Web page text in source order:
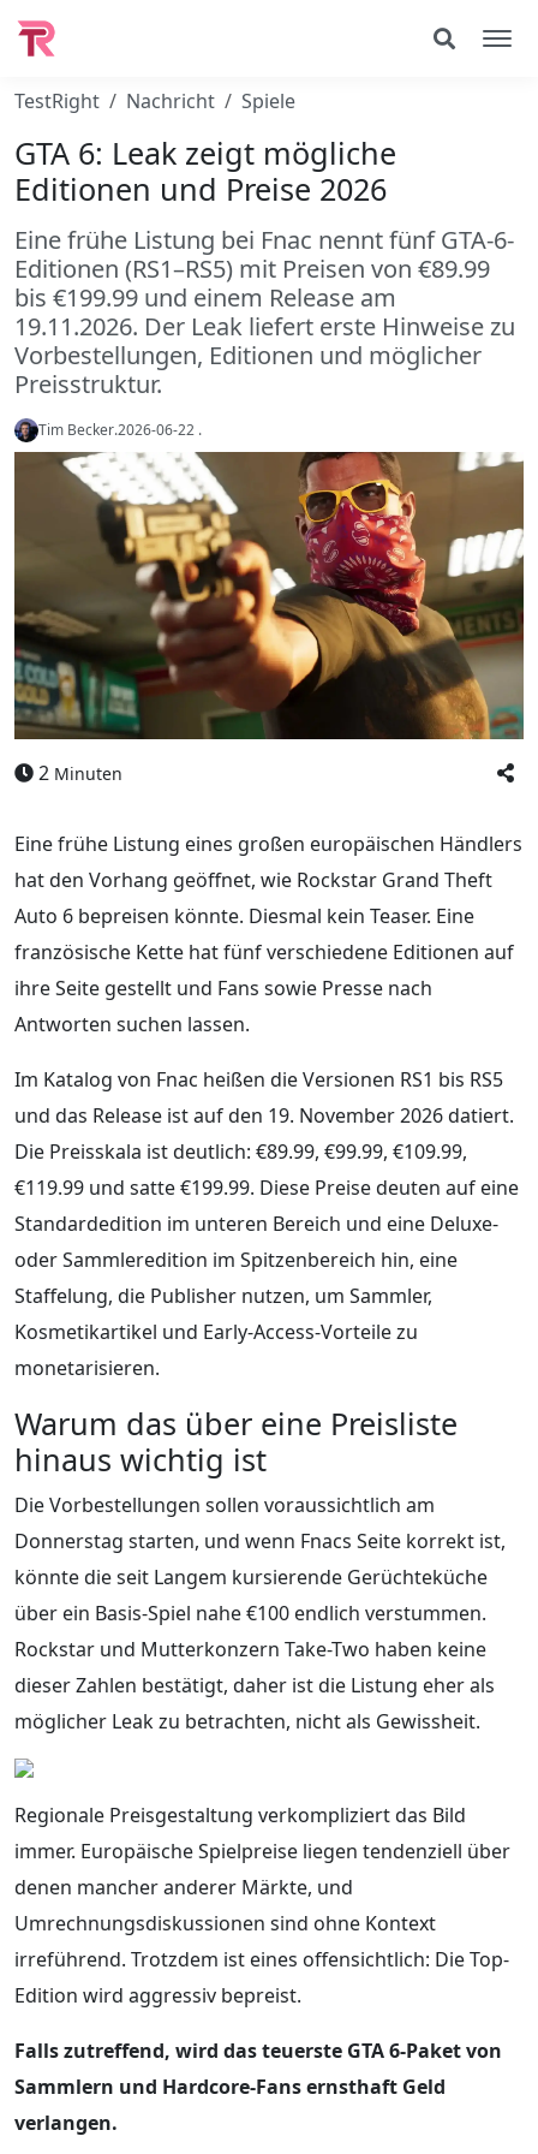
TestRight Nachricht Spiele
GTA 6: Leak zeigt mögliche
Editionen und Preise 2026
Eine frühe Listung bei Fnac nennt fünf GTA-6-
Editionen (RS1–RS5) mit Preisen von €89.99
bis €199.99 und einem Release am
19.11.2026. Der Leak liefert erste Hinweise zu
Vorbestellungen, Editionen und möglicher
Preisstruktur.
Tim Becker.2026-06-22 .
2 Minuten
Eine frühe Listung eines großen europäischen Händlers
hat den Vorhang geöffnet, wie Rockstar Grand Theft
Auto 6 bepreisen könnte. Diesmal kein Teaser. Eine
französische Kette hat fünf verschiedene Editionen auf
ihre Seite gestellt und Fans sowie Presse nach
Antworten suchen lassen.
Im Katalog von Fnac heißen die Versionen RS1 bis RS5
und das Release ist auf den 19. November 2026 datiert.
Die Preisskala ist deutlich: €89.99, €99.99, €109.99,
€119.99 und satte €199.99. Diese Preise deuten auf eine
Standardedition im unteren Bereich und eine Deluxe-
oder Sammleredition im Spitzenbereich hin, eine
Staffelung, die Publisher nutzen, um Sammler,
Kosmetikartikel und Early-Access-Vorteile zu
monetarisieren.
Warum das über eine Preisliste
hinaus wichtig ist
Die Vorbestellungen sollen voraussichtlich am
Donnerstag starten, und wenn Fnacs Seite korrekt ist,
könnte die seit Langem kursierende Gerüchteküche
über ein Basis-Spiel nahe €100 endlich verstummen.
Rockstar und Mutterkonzern Take-Two haben keine
dieser Zahlen bestätigt, daher ist die Listung eher als
möglicher Leak zu betrachten, nicht als Gewissheit.
Regionale Preisgestaltung verkompliziert das Bild
immer. Europäische Spielpreise liegen tendenziell über
denen mancher anderer Märkte, und
Umrechnungsdiskussionen sind ohne Kontext
irreführend. Trotzdem ist eines offensichtlich: Die Top-
Edition wird aggressiv bepreist.
Falls zutreffend, wird das teuerste GTA 6-Paket von
Sammlern und Hardcore-Fans ernsthaft Geld
verlangen.